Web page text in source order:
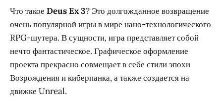
Что такое Deus Ex 3? Это долгожданное возвращение
очень популярной игры в мире нано-технологического
RPG-шутера. В сущности, игра представляет собой
нечто фантастическое. Графическое оформление
проекта прекрасно совмещает в себе стили эпохи
Возрождения и киберпанка, а также создается на
движке Unreal.